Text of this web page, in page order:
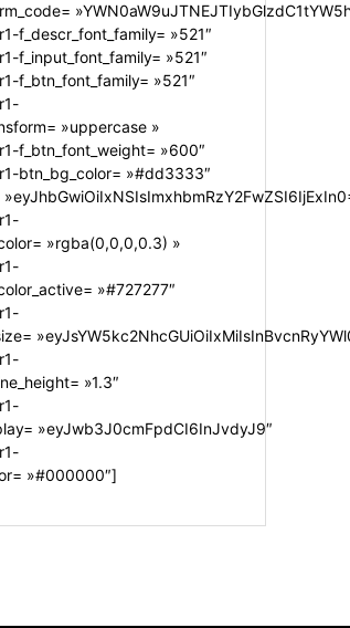
f_descr_font_family= »521″
f_input_font_family= »521″
f_btn_font_family= »521″
»uppercase »
f_btn_font_weight= »600″
btn_bg_color= »#dd3333″
»rgba(0,0,0,0.3) »
»#727277″
»1.3″
»eyJwb3J0cmFpdCI6InJvdyJ9″
»#000000″]